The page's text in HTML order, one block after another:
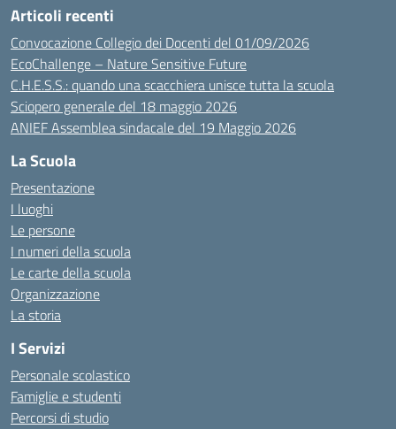
Articoli recenti
Convocazione Collegio dei Docenti del 01/09/2026
EcoChallenge – Nature Sensitive Future
C.H.E.S.S.: quando una scacchiera unisce tutta la scuola
Sciopero generale del 18 maggio 2026
ANIEF Assemblea sindacale del 19 Maggio 2026
La Scuola
Presentazione
I luoghi
Le persone
I numeri della scuola
Le carte della scuola
Organizzazione
La storia
I Servizi
Personale scolastico
Famiglie e studenti
Percorsi di studio